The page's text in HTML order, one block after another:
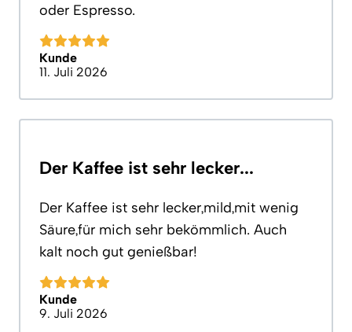
oder Espresso.
Kunde
11. Juli 2026
Der Kaffee ist sehr lecker...
Der Kaffee ist sehr lecker,mild,mit wenig
Säure,für mich sehr bekömmlich. Auch
kalt noch gut genießbar!
Kunde
9. Juli 2026